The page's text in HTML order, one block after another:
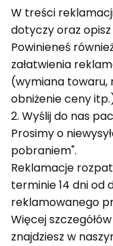
W treści
dotyczy oraz
Powinieneś
załatwienia
(wymiana towaru,
obniżenie ceny
2. Wyślij do nas
Prosimy o
pobraniem".
Reklamacje
terminie 14 dni od
reklamowanego
Więcej
znajdziesz w